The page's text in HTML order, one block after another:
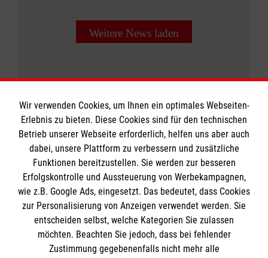
Weitere News laden
Informationen
Impressum
Datenschutz
Kontakt
Die Malteser
Malteser in Deutschland
Wir verwenden Cookies, um Ihnen ein optimales Webseiten-
Erlebnis zu bieten. Diese Cookies sind für den technischen
Betrieb unserer Webseite erforderlich, helfen uns aber auch
dabei, unsere Plattform zu verbessern und zusätzliche
Funktionen bereitzustellen. Sie werden zur besseren
Erfolgskontrolle und Aussteuerung von Werbekampagnen,
wie z.B. Google Ads, eingesetzt. Das bedeutet, dass Cookies
zur Personalisierung von Anzeigen verwendet werden. Sie
entscheiden selbst, welche Kategorien Sie zulassen
möchten. Beachten Sie jedoch, dass bei fehlender
Zustimmung gegebenenfalls nicht mehr alle